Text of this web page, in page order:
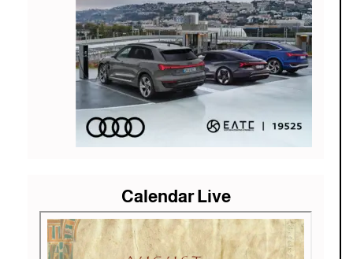
Calendar Live